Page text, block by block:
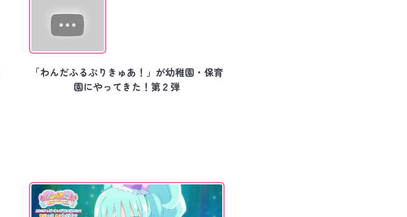
「わんだふるぷりきゅあ！」が幼稚園・保育
園にやってきた！第２弾